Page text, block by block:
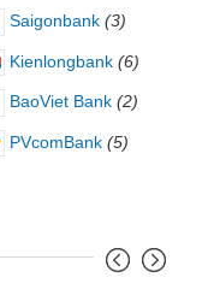
Saigonbank (3)
Kienlongbank (6)
BaoViet Bank (2)
PVcomBank (5)